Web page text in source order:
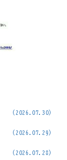
(2026.07.30)
(2026.07.29)
(2026.07.28)